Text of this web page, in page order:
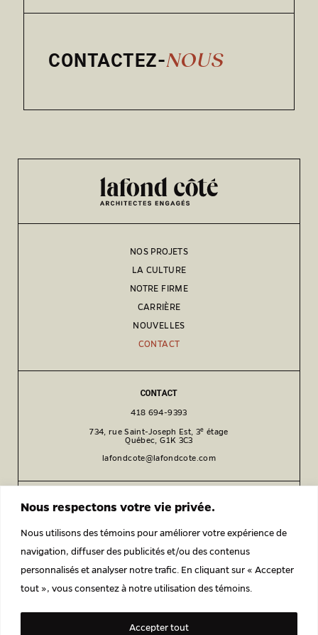
Nous respectons votre vie privée.
Nous utilisons des témoins pour améliorer votre expérience de
navigation, diffuser des publicités et/ou des contenus
personnalisés et analyser notre trafic. En cliquant sur « Accepter
tout », vous consentez à notre utilisation des témoins.
Accepter tout
CONTACTEZ-NOUS
CONTACT
418 694-9393
734, rue Saint-Joseph Est, 3e étage
Québec, G1K 3C3
lafondcote@lafondcote.com
NOS PROJETS
LA CULTURE
NOTRE FIRME
CARRIÈRE
NOUVELLES
CONTACT
SOCIAL
Facebook
Instagram
LinkedIn